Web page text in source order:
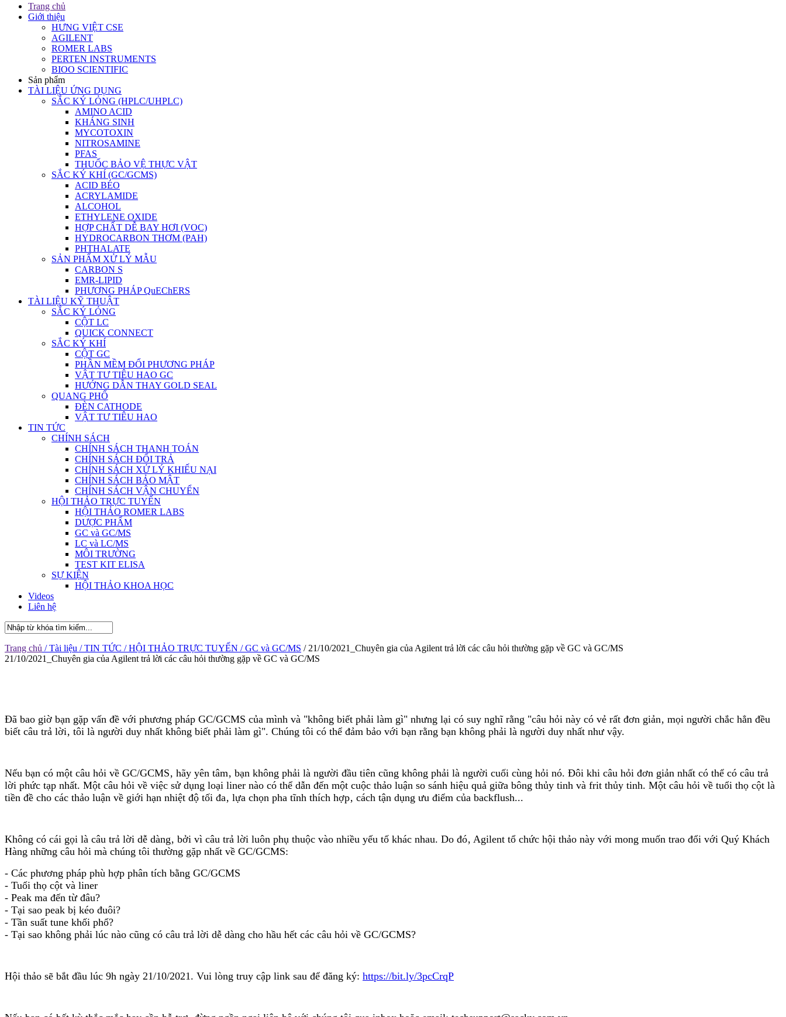
Trang chủ
Giới thiệu
HƯNG VIỆT CSE
AGILENT
ROMER LABS
PERTEN INSTRUMENTS
BIOO SCIENTIFIC
Sản phẩm
TÀI LIỆU ỨNG DỤNG
SẮC KÝ LỎNG (HPLC/UHPLC)
AMINO ACID
KHÁNG SINH
MYCOTOXIN
NITROSAMINE
PFAS
THUỐC BẢO VỆ THỰC VẬT
SẮC KÝ KHÍ (GC/GCMS)
ACID BÉO
ACRYLAMIDE
ALCOHOL
ETHYLENE OXIDE
HỢP CHẤT DỄ BAY HƠI (VOC)
HYDROCARBON THƠM (PAH)
PHTHALATE
SẢN PHẨM XỬ LÝ MẪU
CARBON S
EMR-LIPID
PHƯƠNG PHÁP QuEChERS
TÀI LIỆU KỸ THUẬT
SẮC KÝ LỎNG
CỘT LC
QUICK CONNECT
SẮC KÝ KHÍ
CỘT GC
PHẦN MỀM ĐỔI PHƯƠNG PHÁP
VẬT TƯ TIÊU HAO GC
HƯỚNG DẪN THAY GOLD SEAL
QUANG PHỔ
ĐÈN CATHODE
VẬT TƯ TIÊU HAO
TIN TỨC
CHÍNH SÁCH
CHÍNH SÁCH THANH TOÁN
CHÍNH SÁCH ĐỔI TRẢ
CHÍNH SÁCH XỬ LÝ KHIẾU NẠI
CHÍNH SÁCH BẢO MẬT
CHÍNH SÁCH VẬN CHUYỂN
HỘI THẢO TRỰC TUYẾN
HỘI THẢO ROMER LABS
DƯỢC PHẨM
GC và GC/MS
LC và LC/MS
MÔI TRƯỜNG
TEST KIT ELISA
SỰ KIỆN
HỘI THẢO KHOA HỌC
Videos
Liên hệ
Trang chủ / Tài liệu / TIN TỨC / HỘI THẢO TRỰC TUYẾN / GC và GC/MS / 21/10/2021_Chuyên gia của Agilent trả lời các câu hỏi thường gặp về GC và GC/MS
21/10/2021_Chuyên gia của Agilent trả lời các câu hỏi thường gặp về GC và GC/MS
Đã bao giờ bạn gặp vấn đề với phương pháp GC/GCMS của mình và "không biết phải làm gì" nhưng lại có suy nghĩ rằng "câu hỏi này có vẻ rất đơn giản‚ mọi người chắc hẳn đều
biết câu trả lời‚ tôi là người duy nhất không biết phải làm gì". Chúng tôi có thể đảm bảo với bạn rằng bạn không phải là người duy nhất như vậy.
Nếu bạn có một câu hỏi về GC/GCMS‚ hãy yên tâm‚ bạn không phải là người đầu tiên cũng không phải là người cuối cùng hỏi nó. Đôi khi câu hỏi đơn giản nhất có thể có câu trả
lời phức tạp nhất. Một câu hỏi về việc sử dụng loại liner nào có thể dẫn đến một cuộc thảo luận so sánh hiệu quả giữa bông thủy tinh và frit thủy tinh. Một câu hỏi về tuổi thọ cột là
tiền đề cho các thảo luận về giới hạn nhiệt độ tối đa‚ lựa chọn pha tĩnh thích hợp‚ cách tận dụng ưu điểm của backflush...
Không có cái gọi là câu trả lời dễ dàng‚ bởi vì câu trả lời luôn phụ thuộc vào nhiều yếu tố khác nhau. Do đó‚ Agilent tổ chức hội thảo này với mong muốn trao đổi với Quý Khách
Hàng những câu hỏi mà chúng tôi thường gặp nhất về GC/GCMS:
- Các phương pháp phù hợp phân tích bằng GC/GCMS
- Tuổi thọ cột và liner
- Peak ma đến từ đâu?
- Tại sao peak bị kéo đuôi?
- Tần suất tune khối phổ?
- Tại sao không phải lúc nào cũng có câu trả lời dễ dàng cho hầu hết các câu hỏi về GC/GCMS?
Hội thảo sẽ bắt đầu lúc 9h ngày 21/10/2021. Vui lòng truy cập link sau để đăng ký: https://bit.ly/3pcCrqP